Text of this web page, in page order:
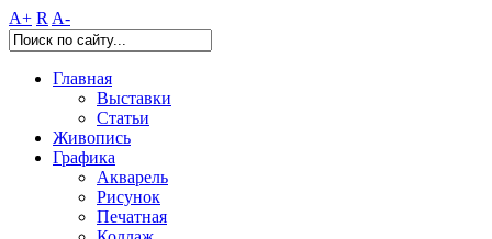
A+ R A-
Главная
Выставки
Статьи
Живопись
Графика
Акварель
Рисунок
Печатная